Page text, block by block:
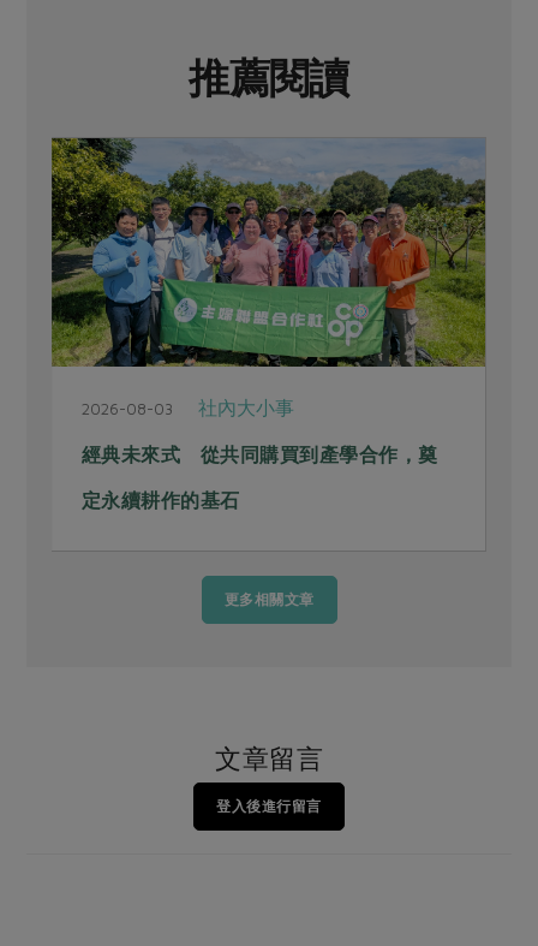
推薦閱讀
2026-08-03 社內大小事
經典未來式 從共同購買到產學合作，奠
定永續耕作的基石
更多相關文章
文章留言
登入後進行留言